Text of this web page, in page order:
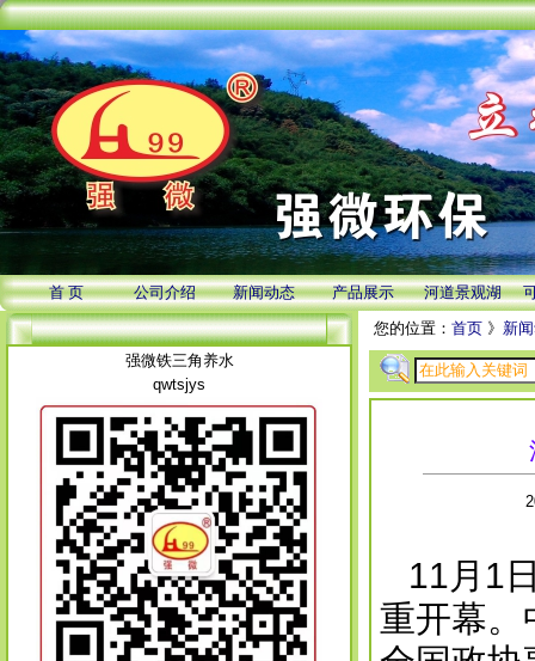
首 页 公司介绍 新闻动态 产品展示 河道景观湖
强微铁三角养水
qwtsjys
您的位置： 首页 》 新
11月1
重开幕。